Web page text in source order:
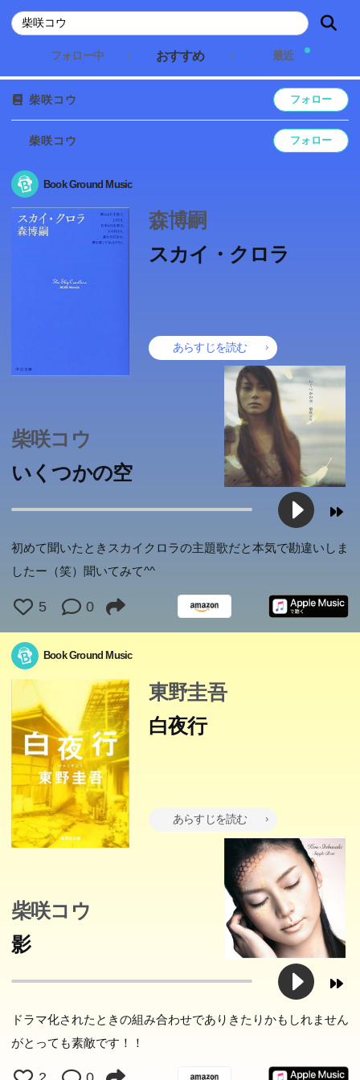
フォロー中 おすすめ 最近
柴咲コウ フォロー
柴咲コウ フォロー
Book Ground Music
森博嗣
スカイ・クロラ
あらすじを読む
僕は戦闘機のパイロット。飛行機に乗るのが日常、人を殺
を生きる子供たちの寓話。
柴咲コウ
いくつかの空
初めて聞いたときスカイクロラの主題歌だと本気で勘違いしま
したー（笑）聞いてみて^^
5 0
Book Ground Music
東野圭吾
白夜行
あらすじを読む
1973年、大阪の廃墟ビルで一人の質屋が殺された。容疑
者は次々に浮かぶが、結局、事件は迷宮入りする。被害者
の息子・桐原亮司と、「容疑者」の娘・西本雪穂―暗い眼
をした少年と、並外れて美しい少女は、その後、全く別々
の道を歩んで行く。二人の周囲に見え隠れする、幾つもの
恐るべき犯罪。だが、何も「証拠」はない。そして十九
年...。息詰まる精緻な構成と、叙事詩的スケール。心を失
った人間の悲劇を描く、傑作ミステリー長篇。
柴咲コウ
影
ドラマ化されたときの組み合わせでありきたりかもしれません
がとっても素敵です！！